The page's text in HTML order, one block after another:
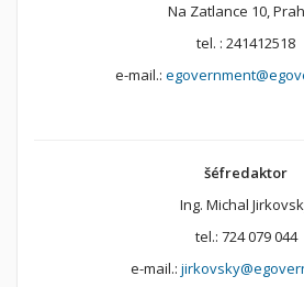
Na Zatlance 10,
tel. : 241412518
e-mail.:
šéfredaktor
Ing. Michal
tel.: 724 079 044
e-mail.: